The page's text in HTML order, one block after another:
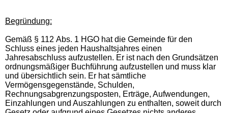
Begründung:
Gemäß § 112 Abs. 1 HGO hat die Gemeinde für den
Schluss eines jeden Haushaltsjahres einen
Jahresabschluss aufzustellen. Er ist nach den Grundsätzen
ordnungsmäßiger Buchführung aufzustellen und muss klar
und übersichtlich sein. Er hat sämtliche
Vermögensgegenstände, Schulden,
Rechnungsabgrenzungsposten, Erträge, Aufwendungen,
Einzahlungen und Auszahlungen zu enthalten, soweit durch